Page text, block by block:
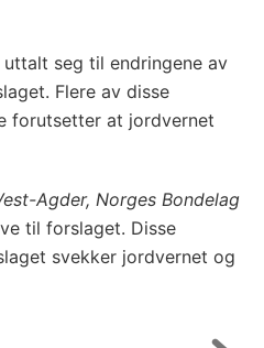
seg til endringene av
Flere av disse
forutsetter at jordvernet
Agder, Norges Bondelag
til forslaget. Disse
svekker jordvernet og